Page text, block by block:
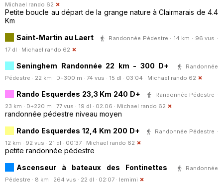
Michael rando 62
Petite boucle au départ de la grange nature à Clairmarais de 4.4
Km
Saint-Martin au Laert
Randonnée Pédestre · 14 km · 96 vus ·
17 dl · Michael rando 62
Seninghem Randon​née 22 km - 300 D+
Randonnée
Pédestre · 22 km · D+300 m · 74 vus · 15 dl · 03:04 · Michael rando 62
Rando Esquerdes 23,3 Km 240 D+
Randonnée Pédestre ·
23 km · D+220 m · 77 vus · 19 dl · 02:06 · Michael rando 62
randonnée pédestre niveau moyen
Rando Esquerdes 12,4 Km 200 D+
Randonnée Pédestre ·
12 km · 92 vus · 21 dl · 00:37 · Michael rando 62
petite randonnée pédestre
Ascenseur à bateaux des Fontinettes
Randonnée
Pédestre · 8 km · 264 vus · 22 dl · 02:07 · lemimi